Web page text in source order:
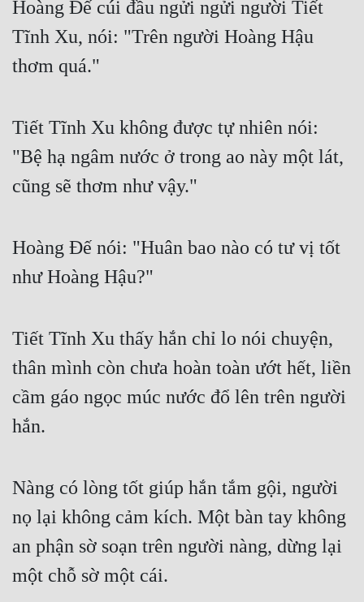
Hoàng Đế cúi đầu ngửi ngửi người Tiết
Tĩnh Xu, nói: "Trên người Hoàng Hậu
thơm quá."
Tiết Tĩnh Xu không được tự nhiên nói:
"Bệ hạ ngâm nước ở trong ao này một lát,
cũng sẽ thơm như vậy."
Hoàng Đế nói: "Huân bao nào có tư vị tốt
như Hoàng Hậu?"
Tiết Tĩnh Xu thấy hắn chỉ lo nói chuyện,
thân mình còn chưa hoàn toàn ướt hết, liền
cầm gáo ngọc múc nước đổ lên trên người
hắn.
Nàng có lòng tốt giúp hắn tắm gội, người
nọ lại không cảm kích. Một bàn tay không
an phận sờ soạn trên người nàng, dừng lại
một chỗ sờ một cái.